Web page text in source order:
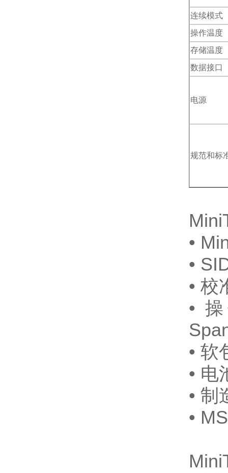
连续模式
操作温度
存储温度
数据接口
电源
规范和标
•
•
• 校
•
• 软
• 电
• 制
•